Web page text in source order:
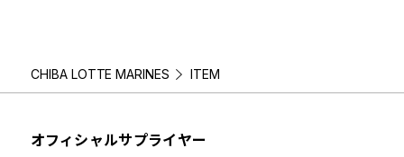
CHIBA LOTTE MARINES ITEM
オフィシャルサプライヤー